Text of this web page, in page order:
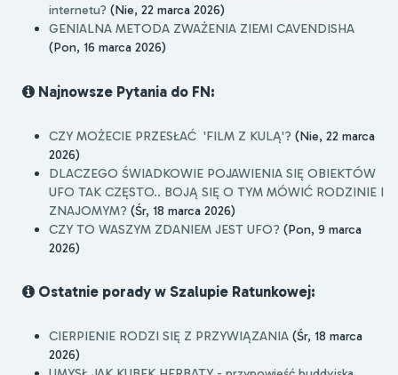
internetu? (Nie, 22 marca 2026)
GENIALNA METODA ZWAŻENIA ZIEMI CAVENDISHA
(Pon, 16 marca 2026)
Najnowsze Pytania do FN:
CZY MOŻECIE PRZESŁAĆ 'FILM Z KULĄ'? (Nie, 22 marca
2026)
DLACZEGO ŚWIADKOWIE POJAWIENIA SIĘ OBIEKTÓW
UFO TAK CZĘSTO.. BOJĄ SIĘ O TYM MÓWIĆ RODZINIE I
ZNAJOMYM? (Śr, 18 marca 2026)
CZY TO WASZYM ZDANIEM JEST UFO? (Pon, 9 marca
2026)
Ostatnie porady w Szalupie Ratunkowej:
CIERPIENIE RODZI SIĘ Z PRZYWIĄZANIA (Śr, 18 marca
2026)